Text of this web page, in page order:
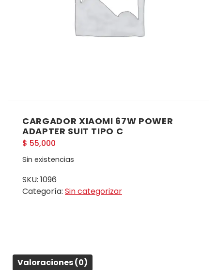
CARGADOR XIAOMI 67W POWER
ADAPTER SUIT TIPO C
$ 55,000
Sin existencias
SKU: 1096
Categoría: Sin categorizar
Valoraciones (0)